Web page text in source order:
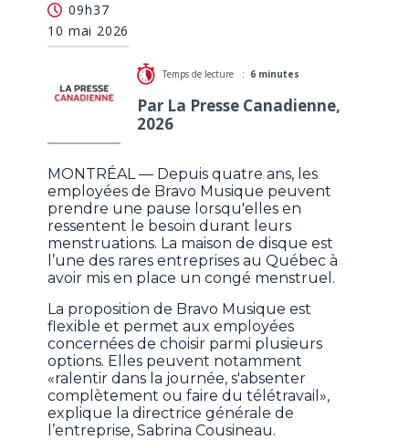
autour d'un enjeu tabou au travail
09h37
10 mai 2026
Temps de lecture : 6 minutes
Par La Presse Canadienne,
2026
MONTRÉAL — Depuis quatre ans, les
employées de Bravo Musique peuvent
prendre une pause lorsqu'elles en
ressentent le besoin durant leurs
menstruations. La maison de disque est
l’une des rares entreprises au Québec à
avoir mis en place un congé menstruel.
La proposition de Bravo Musique est
flexible et permet aux employées
concernées de choisir parmi plusieurs
options. Elles peuvent notamment
«ralentir dans la journée, s'absenter
complètement ou faire du télétravail»,
explique la directrice générale de
l’entreprise, Sabrina Cousineau.